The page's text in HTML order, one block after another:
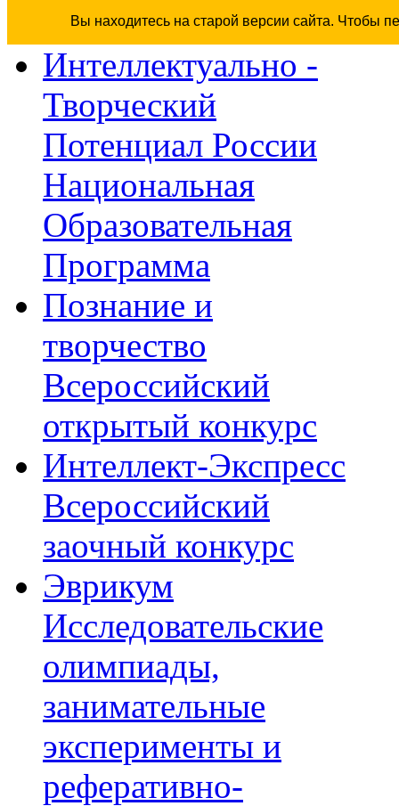
Вы находитесь на старой версии сайта. Чтобы
Интеллектуально -
Творческий
Потенциал России
Национальная
Образовательная
Программа
Познание и
творчество
Всероссийский
открытый конкурс
Интеллект-Экспресс
Всероссийский
заочный конкурс
Эврикум
Исследовательские
олимпиады,
занимательные
эксперименты и
реферативно-